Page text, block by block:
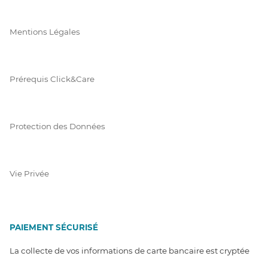
Mentions Légales
Prérequis Click&Care
Protection des Données
Vie Privée
PAIEMENT SÉCURISÉ
La collecte de vos informations de carte bancaire est cryptée